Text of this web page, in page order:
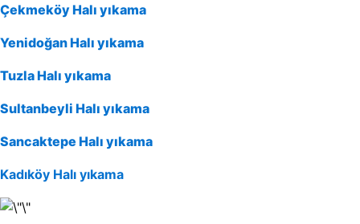
Çekmeköy Halı yıkama
Yenidoğan Halı yıkama
Tuzla Halı yıkama
Sultanbeyli Halı yıkama
Sancaktepe Halı yıkama
Kadıköy Halı yıkama